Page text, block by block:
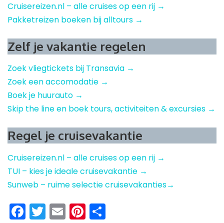
Cruisereizen.nl – alle cruises op een rij →
Pakketreizen boeken bij alltours →
Zelf je vakantie regelen
Zoek vliegtickets bij Transavia →
Zoek een accomodatie →
Boek je huurauto →
Skip the line en boek tours, activiteiten & excursies →
Regel je cruisevakantie
Cruisereizen.nl – alle cruises op een rij →
TUI – kies je ideale cruisevakantie →
Sunweb – ruime selectie cruisevakanties→
Facebook
Twitter
EmailPinterest